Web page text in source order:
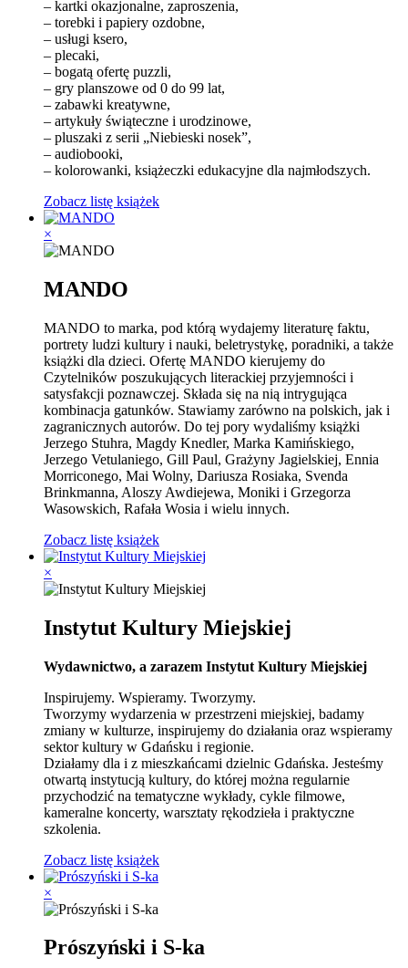
– kartki okazjonalne, zaproszenia,
– torebki i papiery ozdobne,
– usługi ksero,
– plecaki,
– bogatą ofertę puzzli,
– gry planszowe od 0 do 99 lat,
– zabawki kreatywne,
– artykuły świąteczne i urodzinowe,
– pluszaki z serii „Niebieski nosek”,
– audiobooki,
– kolorowanki, książeczki edukacyjne dla najmłodszych.
Zobacz listę książek
×
MANDO
MANDO to marka, pod którą wydajemy literaturę faktu,
portrety ludzi kultury i nauki, beletrystykę, poradniki, a także
książki dla dzieci. Ofertę MANDO kierujemy do
Czytelników poszukujących literackiej przyjemności i
satysfakcji poznawczej. Składa się na nią intrygująca
kombinacja gatunków. Stawiamy zarówno na polskich, jak i
zagranicznych autorów. Do tej pory wydaliśmy książki
Jerzego Stuhra, Magdy Knedler, Marka Kamińskiego,
Jerzego Vetulaniego, Gill Paul, Grażyny Jagielskiej, Ennia
Morriconego, Mai Wolny, Dariusza Rosiaka, Svenda
Brinkmanna, Aloszy Awdiejewa, Moniki i Grzegorza
Wasowskich, Rafała Wosia i wielu innych.
Zobacz listę książek
×
Instytut Kultury Miejskiej
Wydawnictwo, a zarazem Instytut Kultury Miejskiej
Inspirujemy. Wspieramy. Tworzymy.
Tworzymy wydarzenia w przestrzeni miejskiej, badamy
zmiany w kulturze, inspirujemy do działania oraz wspieramy
sektor kultury w Gdańsku i regionie.
Działamy dla i z mieszkańcami dzielnic Gdańska. Jesteśmy
otwartą instytucją kultury, do której można regularnie
przychodzić na tematyczne wykłady, cykle filmowe,
kameralne koncerty, warsztaty rękodzieła i praktyczne
szkolenia.
Zobacz listę książek
×
Prószyński i S-ka